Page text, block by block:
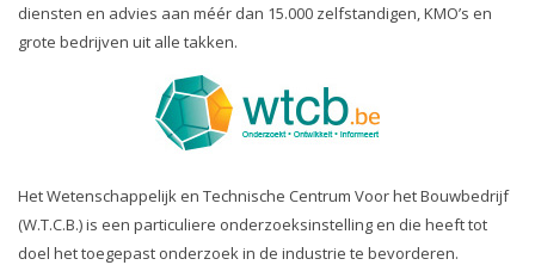
diensten en advies aan méér dan 15.000 zelfstandigen, KMO’s en
grote bedrijven uit alle takken.
Het Wetenschappelijk en Technische Centrum Voor het Bouwbedrijf
(W.T.C.B.) is een particuliere onderzoeksinstelling en die heeft tot
doel het toegepast onderzoek in de industrie te bevorderen.